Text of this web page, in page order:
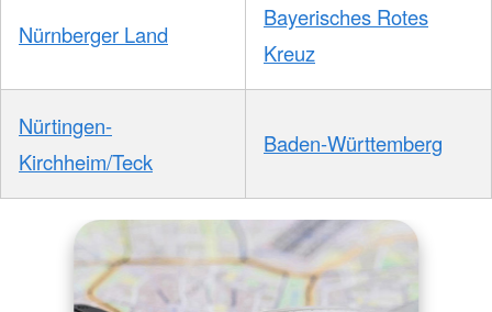
Nürnberger Land
Bayerisches Rotes
Kreuz
Nürtingen-
Kirchheim/Teck
Baden-Württemberg